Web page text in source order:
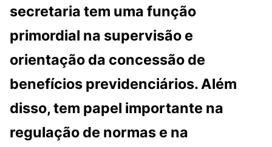
secretaria tem uma função
primordial na supervisão e
orientação da concessão de
benefícios previdenciários. Além
disso, tem papel importante na
regulação de normas e na